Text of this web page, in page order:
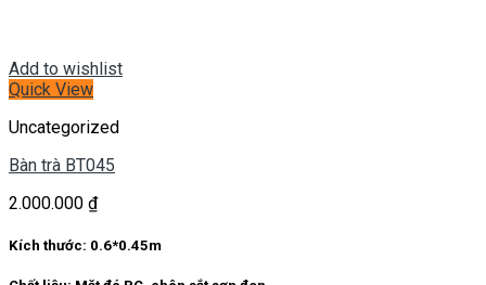
Add to wishlist
Quick View
Uncategorized
Bàn trà BT045
2.000.000 ₫
Kích thước: 0.6*0.45m